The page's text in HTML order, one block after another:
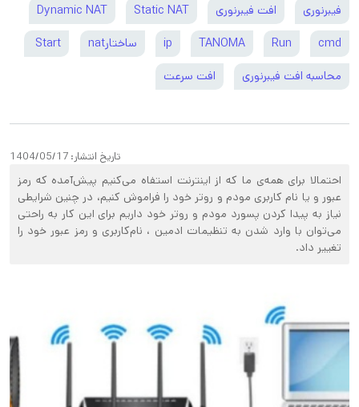
فیبرنوری افت فیبرنوری Static NAT
Dynamic NAT
cmd
Run
TANOMA
ip ساختارnat Start
محاسبه افت فیبرنوری افت سرعت
تاریخ انتشار: 1404/05/17
احتمالا برای همه‌ی ما که از اینترنت استفاه می‌کنیم پیش‌آمده که رمز‌
عبور و یا نام‌ کاربری مودم و روتر خود را فراموش کنیم، در چنین شرایطی
نیاز به پیدا کردن پسورد مودم و روتر خود داریم برای این کار به راحتی
می‌توان با وارد شدن به تنظیمات ادمین ، نام‌کاربری و رمز عبور خود را
تغییر داد.